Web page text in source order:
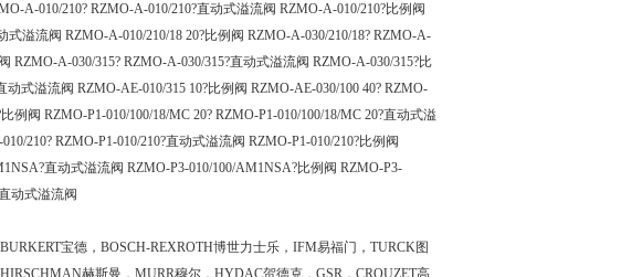
A-010/210? RZMO-A-010/210?直动式溢流阀 RZMO-A-010/210?比例阀
式溢流阀 RZMO-A-010/210/18 20?比例阀 RZMO-A-030/210/18? RZMO-A-
RZMO-A-030/315? RZMO-A-030/315?直动式溢流阀 RZMO-A-030/315?比
动式溢流阀 RZMO-AE-010/315 10?比例阀 RZMO-AE-030/100 40? RZMO-
例阀 RZMO-P1-010/100/18/MC 20? RZMO-P1-010/100/18/MC 20?直动式溢
210? RZMO-P1-010/210?直动式溢流阀 RZMO-P1-010/210?比例阀
直动式溢流阀 RZMO-P3-010/100/AM1NSA?比例阀 RZMO-P3-
动式溢流阀
宝德，BOSCH-REXROTH博世力士乐，IFM易福门，TURCK图
赫斯曼，MURR穆尔，HYDAC贺德克，GSR，CROUZET高